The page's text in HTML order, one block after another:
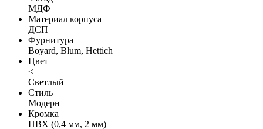
МДФ
Материал корпуса
ДСП
Фурнитура
Boyard, Blum, Hettich
Цвет
<
Светлый
Стиль
Модерн
Кромка
ПВХ (0,4 мм, 2 мм)